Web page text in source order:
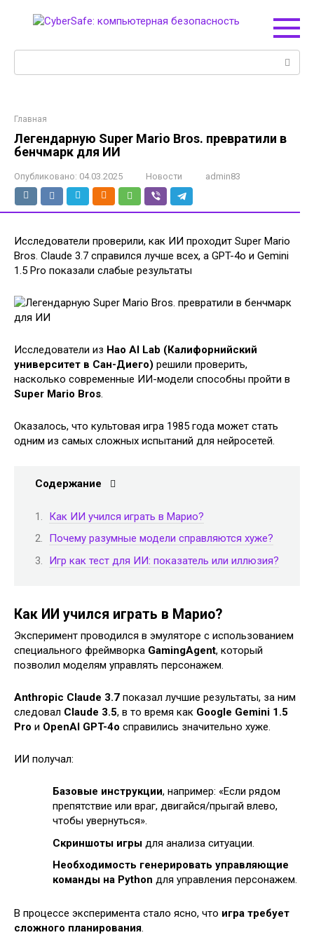
Главная
Легендарную Super Mario Bros. превратили в
бенчмарк для ИИ
Опубликовано: 04.03.2025 Новости admin83
Исследователи проверили, как ИИ проходит Super Mario
Bros. Claude 3.7 справился лучше всех, а GPT-4o и Gemini
1.5 Pro показали слабые результаты
Исследователи из Hao AI Lab (Калифорнийский
университет в Сан-Диего) решили проверить,
насколько современные ИИ-модели способны пройти в
Super Mario Bros.
Оказалось, что культовая игра 1985 года может стать
одним из самых сложных испытаний для нейросетей.
Содержание
Как ИИ учился играть в Марио?
Почему разумные модели справляются хуже?
Игр как тест для ИИ: показатель или иллюзия?
Как ИИ учился играть в Марио?
Эксперимент проводился в эмуляторе с использованием
специального фреймворка GamingAgent, который
позволил моделям управлять персонажем.
Anthropic Claude 3.7 показал лучшие результаты, за ним
следовал Claude 3.5, в то время как Google Gemini 1.5
Pro и OpenAI GPT-4o справились значительно хуже.
ИИ получал:
Базовые инструкции, например: «Если рядом
препятствие или враг, двигайся/прыгай влево,
чтобы увернуться».
Скриншоты игры для анализа ситуации.
Необходимость генерировать управляющие
команды на Python для управления персонажем.
В процессе эксперимента стало ясно, что игра требует
сложного планирования.